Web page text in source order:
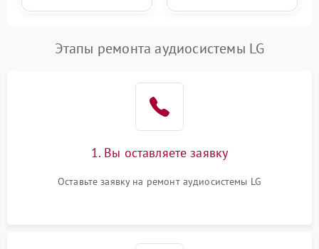
Этапы ремонта аудиосистемы LG
1. Вы оставляете заявку
Оставьте заявку на ремонт аудиосистемы LG